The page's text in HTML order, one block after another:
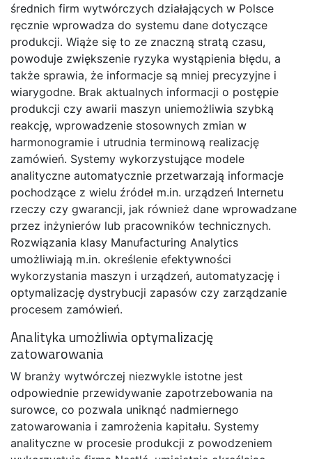
średnich firm wytwórczych działających w Polsce
ręcznie wprowadza do systemu dane dotyczące
produkcji. Wiąże się to ze znaczną stratą czasu,
powoduje zwiększenie ryzyka wystąpienia błędu, a
także sprawia, że informacje są mniej precyzyjne i
wiarygodne. Brak aktualnych informacji o postępie
produkcji czy awarii maszyn uniemożliwia szybką
reakcję, wprowadzenie stosownych zmian w
harmonogramie i utrudnia terminową realizację
zamówień. Systemy wykorzystujące modele
analityczne automatycznie przetwarzają informacje
pochodzące z wielu źródeł m.in. urządzeń Internetu
rzeczy czy gwarancji, jak również dane wprowadzane
przez inżynierów lub pracowników technicznych.
Rozwiązania klasy Manufacturing Analytics
umożliwiają m.in. określenie efektywności
wykorzystania maszyn i urządzeń, automatyzację i
optymalizację dystrybucji zapasów czy zarządzanie
procesem zamówień.
Analityka umożliwia optymalizację
zatowarowania
W branży wytwórczej niezwykle istotne jest
odpowiednie przewidywanie zapotrzebowania na
surowce, co pozwala uniknąć nadmiernego
zatowarowania i zamrożenia kapitału. Systemy
analityczne w procesie produkcji z powodzeniem